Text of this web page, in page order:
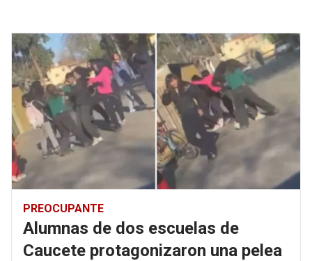
PREOCUPANTE
Alumnas de dos escuelas de
Caucete protagonizaron una pelea